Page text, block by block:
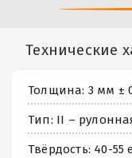
Технические
Толщина: 3 мм ±
Тип: II –
Твёрдость: 40-